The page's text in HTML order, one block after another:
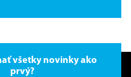
všetky novinky ako
prvý?